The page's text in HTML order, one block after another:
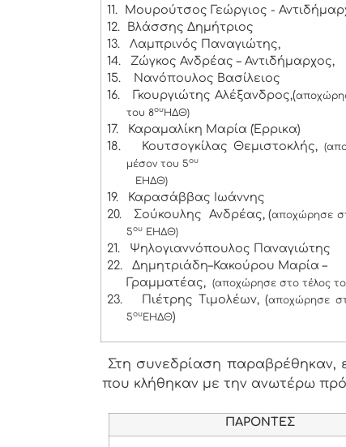
11.
Μουρούτσος Γεώργιος -
12.
Βλάσσης Δημήτριος
13.
Λαμπρινός Παναγιώτης,
14.
Ζώγκος Ανδρέας – Αντιδήμαρχος,
15.
Νανόπουλος Βασίλειος
16.
Γκουργιώτης Αλέξανδρος,(
του 8ουΗΔΘ)
17.
Καραμαλίκη Μαρία (Έρρικα)
18.
Κουτσογκίλας Θεμιστοκλής,
μέσον του 5ου
ΕΗΔΘ)
19.
Καρασάββας Ιωάννης
20.
Σούκουλης Ανδρέας, (αποχώρησε
5ου ΕΗΔΘ)
21.
Ψηλογιαννόπουλος Παναγιώτης
22.
Δημητριάδη–Κακούρου Μαρία –
Γραμματέας,(αποχώρησε στο τέλος
23. Πιέτρης Τιμολέων, (αποχώρησε
5ουΕΗΔΘ)
Στη συνεδρίαση παραβρέθηκαν,
που κλήθηκαν με την ανωτέρω
ΠΑΡΟΝΤΕΣ